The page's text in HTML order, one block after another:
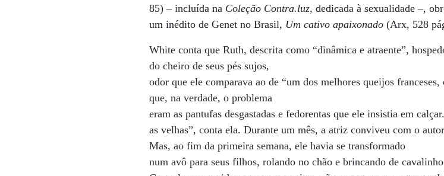
85) – incluída na Coleção Contra.luz, dedicada à sexualidade –,
um inédito de Genet no Brasil, Um cativo apaixonado (Arx, 528
White conta que Ruth, descrita como “dinâmica e atraente”,
do cheiro de seus pés sujos,
odor que ele comparava ao de “um dos melhores queijos
que, na verdade, o problema
eram as pantufas desgastadas e fedorentas que ele insistia em
as velhas”, conta ela. Durante um mês, a atriz conviveu com o
Mas, ao fim da primeira semana, ele havia se transformado
num avô para seus filhos, rolando no chão e brincando de